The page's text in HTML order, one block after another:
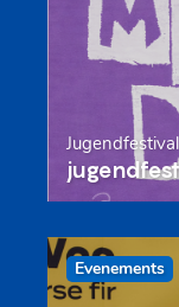
Evenements